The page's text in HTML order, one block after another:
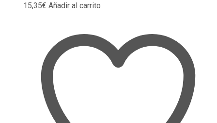
15,35€ Añadir al carrito